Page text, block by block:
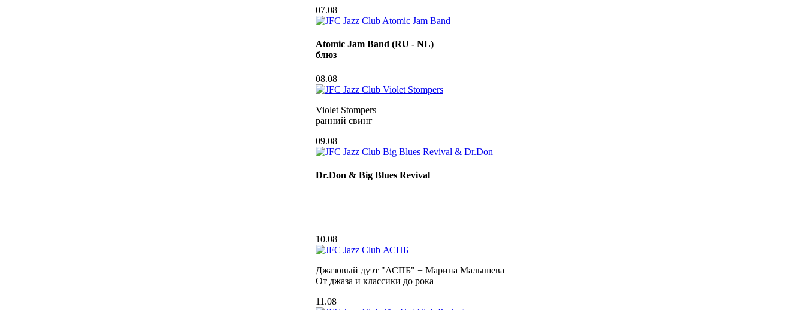
07.08
Atomic Jam Band (RU - NL)
блюз
08.08
Violet Stompers
ранний свинг
09.08
Dr.Don & Big Blues Revival
10.08
Джазовый дуэт "АСПБ" + Марина Малышева
От джаза и классики до рока
11.08